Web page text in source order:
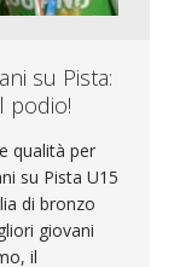
su Pista:
podio!
qualità per
su Pista U15
di bronzo
giovani
il